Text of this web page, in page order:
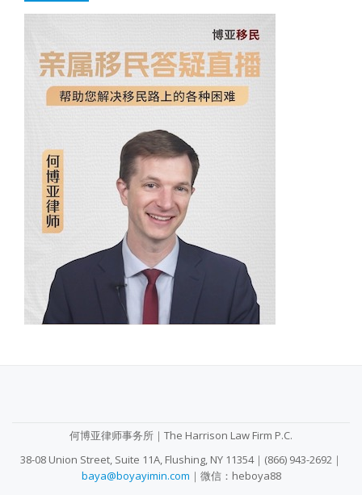
何博亚律师事务所｜The Harrison Law Firm P.C.
38-08 Union Street, Suite 11A, Flushing, NY 11354｜(866) 943-2692｜
baya@boyayimin.com ｜微信：heboya88